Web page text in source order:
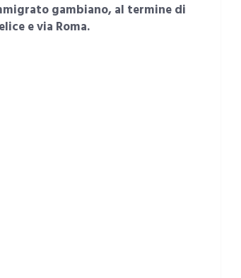
gambiano, al termine di
e via Roma.